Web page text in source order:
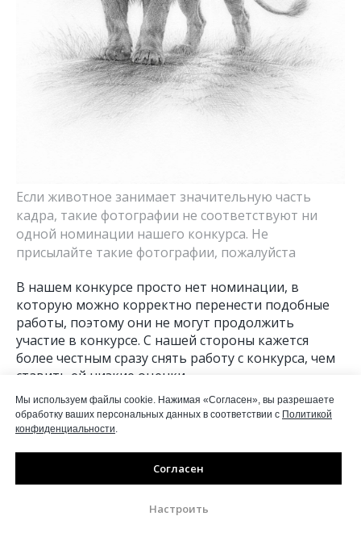
Если животное занимает значительную часть
кадра, такие фотографии не соответствуют ни
одной номинации нашего конкурса. Не
присылайте такие фотографии, пожалуйста
В нашем конкурсе просто нет номинации, в
которую можно корректно перенести подобные
работы, поэтому они не могут продолжить
участие в конкурсе. С нашей стороны кажется
более честным сразу снять работу с конкурса, чем
ставить ей низкие оценки.
Это никак не связано с качеством или
художественной ценностью снимка. Мы искренне
профильные wildlife-конкурсы, например на
«Золотую Черепаху» — у многих подобных работ
Если фотография снята с голосования, это не
Мы используем файлы cookie. Нажимая «Согласен», вы разрешаете
обработку ваших персональных данных в соответствии с Политикой
конфиденциальности.
Согласен
Настроить